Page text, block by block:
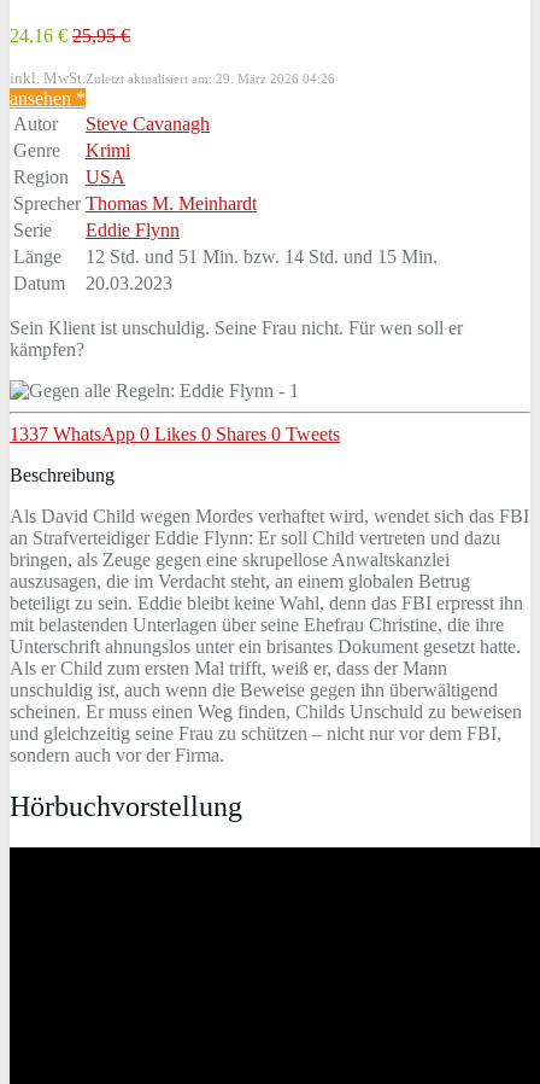
24,16 € 25,95 €
inkl. MwSt. Zuletzt aktualisiert am: 29. März 2026 04:26
ansehen *
Autor
Steve Cavanagh
Genre
Krimi
Region
USA
Sprecher Thomas M. Meinhardt
Serie
Eddie Flynn
Länge
12 Std. und 51 Min. bzw. 14 Std. und 15 Min.
Datum
20.03.2023
Sein Klient ist unschuldig. Seine Frau nicht. Für wen soll er
kämpfen?
1337 WhatsApp 0 Likes 0 Shares 0 Tweets
Beschreibung
Als David Child wegen Mordes verhaftet wird, wendet sich das FBI
an Strafverteidiger Eddie Flynn: Er soll Child vertreten und dazu
bringen, als Zeuge gegen eine skrupellose Anwaltskanzlei
auszusagen, die im Verdacht steht, an einem globalen Betrug
beteiligt zu sein. Eddie bleibt keine Wahl, denn das FBI erpresst ihn
mit belastenden Unterlagen über seine Ehefrau Christine, die ihre
Unterschrift ahnungslos unter ein brisantes Dokument gesetzt hatte.
Als er Child zum ersten Mal trifft, weiß er, dass der Mann
unschuldig ist, auch wenn die Beweise gegen ihn überwältigend
scheinen. Er muss einen Weg finden, Childs Unschuld zu beweisen
und gleichzeitig seine Frau zu schützen – nicht nur vor dem FBI,
sondern auch vor der Firma.
Hörbuchvorstellung